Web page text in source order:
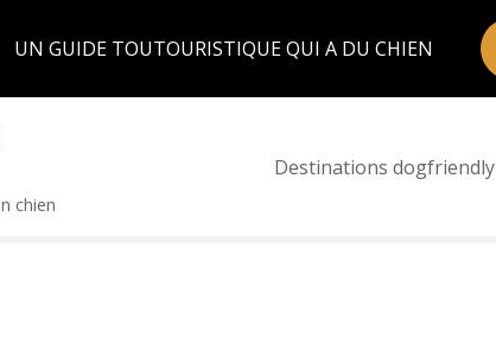
UN GUIDE TOUTOURISTIQUE QUI A DU CHIEN
chien
Destinations dogfriendly